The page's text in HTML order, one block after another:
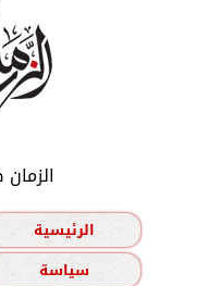
الرئيسية
سياسة